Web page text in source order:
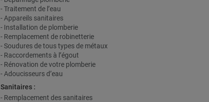
- Traitement de l’eau
- Appareils sanitaires
- Installation de plomberie
- Remplacement de robinetterie
- Soudures de tous types de métaux
- Raccordements à l’égout
- Rénovation de votre plomberie
- Adoucisseurs d’eau
Sanitaires :
- Remplacement des sanitaires